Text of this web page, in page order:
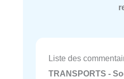
Liste des
TRANSPORTS -